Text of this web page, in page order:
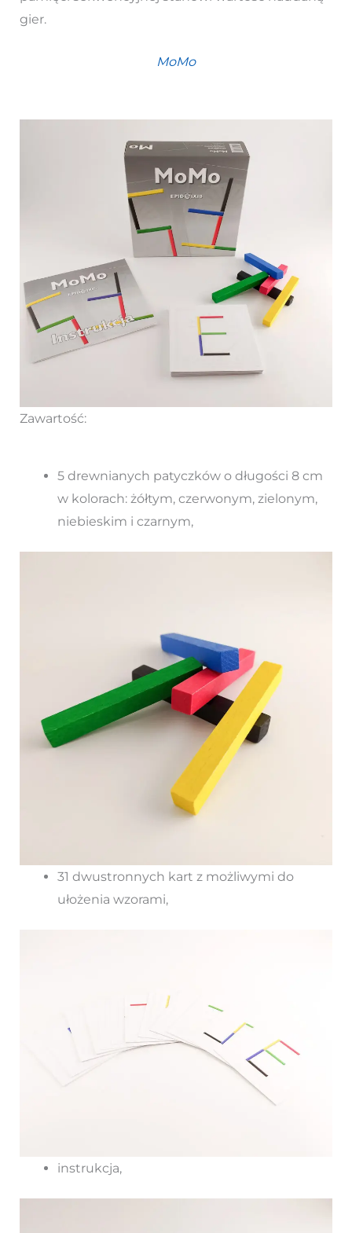
gier.
MoMo
Zawartość:
5 drewnianych patyczków o długości 8 cm
w kolorach: żółtym, czerwonym, zielonym,
niebieskim i czarnym,
31 dwustronnych kart z możliwymi do
ułożenia wzorami,
instrukcja,